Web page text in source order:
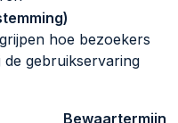
hoe bezoekers
gebruikservaring
Bewaartermijn